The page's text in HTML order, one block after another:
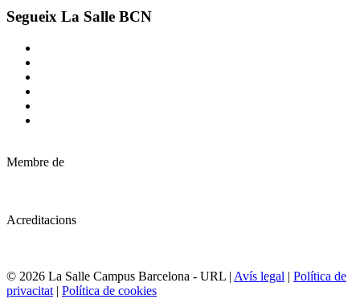
Segueix La Salle BCN
Membre de
Acreditacions
© 2026 La Salle Campus Barcelona - URL | Avís legal | Política de
privacitat | Política de cookies